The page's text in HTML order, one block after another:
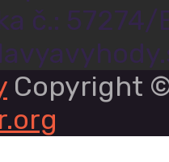
č.: 57274/
Copyright